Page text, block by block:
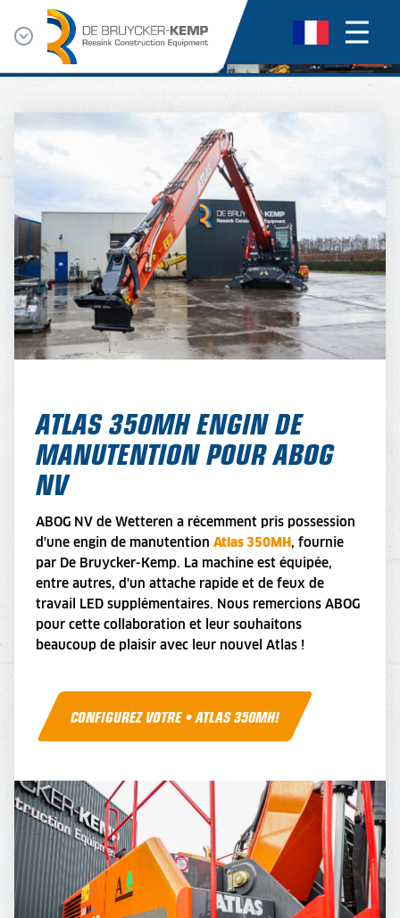
ATLAS 350MH ENGIN DE
MANUTENTION POUR ABOG
NV
ABOG NV de Wetteren a récemment pris possession
d'une engin de manutention Atlas 350MH , fournie
par De Bruycker-Kemp. La machine est équipée,
entre autres, d'un attache rapide et de feux de
travail LED supplémentaires. Nous remercions ABOG
pour cette collaboration et leur souhaitons
beaucoup de plaisir avec leur nouvel Atlas !
CONFIGUREZ VOTRE • ATLAS 350MH!